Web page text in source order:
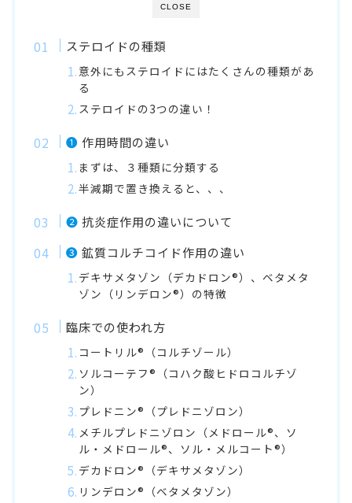
CLOSE
ステロイドの種類
意外にもステロイドにはたくさんの種類があ
る
ステロイドの3つの違い！
❶ 作用時間の違い
まずは、３種類に分類する
半減期で置き換えると、、、
❷ 抗炎症作用の違いについて
❸ 鉱質コルチコイド作用の違い
デキサメタゾン（デカドロン®︎）、ベタメタ
ゾン（リンデロン®︎）の特徴
臨床での使われ方
コートリル®︎（コルチゾール）
ソルコーテフ®︎（コハク酸ヒドロコルチゾ
ン）
プレドニン®︎（プレドニゾロン）
メチルプレドニゾロン（メドロール®︎、ソ
ル・メドロール®︎、ソル・メルコート®︎）
デカドロン®︎（デキサメタゾン）
リンデロン®︎（ベタメタゾン）